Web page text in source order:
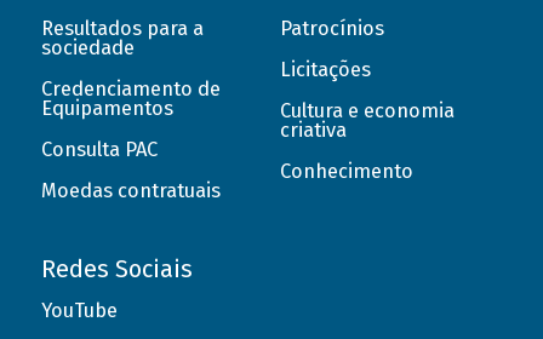
Resultados para a
sociedade
Credenciamento de
Equipamentos
Consulta PAC
Moedas contratuais
Patrocínios
Licitações
Cultura e economia
criativa
Conhecimento
Redes Sociais
YouTube